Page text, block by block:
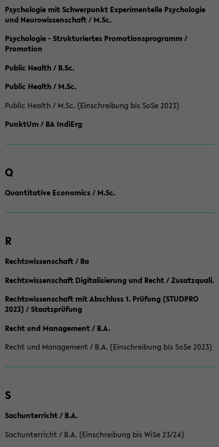
Psychologie mit Schwerpunkt Experimentelle Psychologie
und Neurowissenschaft / M.Sc.
Psychologie - Strukturiertes Promotionsprogramm /
Promotion
Public Health / B.Sc.
Public Health / M.Sc.
Public Health / M.Sc. (Einschreibung bis SoSe 2023)
PunktUm / BA IndiErg
Q
Quantitative Economics / M.Sc.
R
Rechtswissenschaft / Ba
Rechtswissenschaft Digitalisierung und Recht / Zusatzquali.
Rechtswissenschaft mit Abschluss 1. Prüfung (STUDPRO
2023) / Staatsprüfung
Recht und Management / B.A.
Recht und Management / B.A. (Einschreibung bis SoSe 2023)
S
Sachunterricht / B.A.
Sachunterricht / B.A. (Einschreibung bis WiSe 23/24)